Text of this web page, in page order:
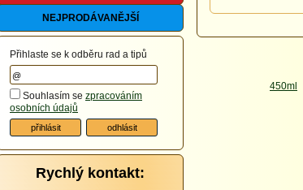
NEJPRODÁVANĚJŠÍ
Přihlaste se k odběru rad a tipů
Souhlasím se zpracováním
osobních údajů
Rychlý kontakt: